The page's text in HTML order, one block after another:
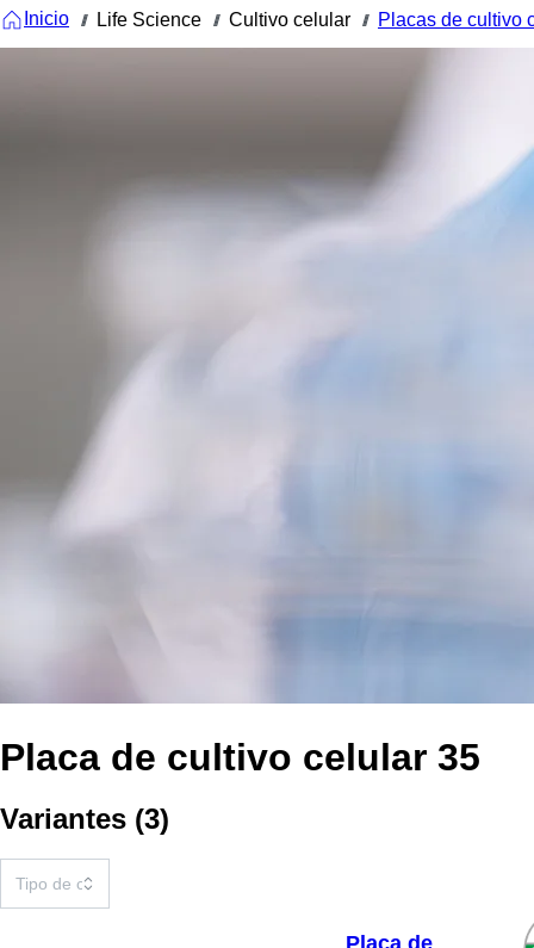
Inicio /// Life Science /// Cultivo celular /// Placas de cultivo
Placa de cultivo celular 35
Variantes (3)
Placa de